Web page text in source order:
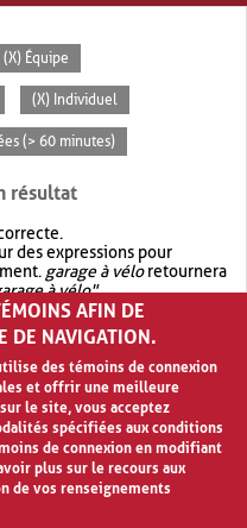
(X) Équipe
(X) Individuel
(> 60 minutes)
résultat
des expressions pour
garage à véloretournera
à vélo".
avec OR.garage OR vélo
quegarage à vélo
AFIN DE
DE NAVIGATION.
des témoins de connexion
et offrir une meilleure
le site, vous acceptez
spécifiées aux conditions
de connexion en modifiant
plus sur le recours aux
de vos renseignements